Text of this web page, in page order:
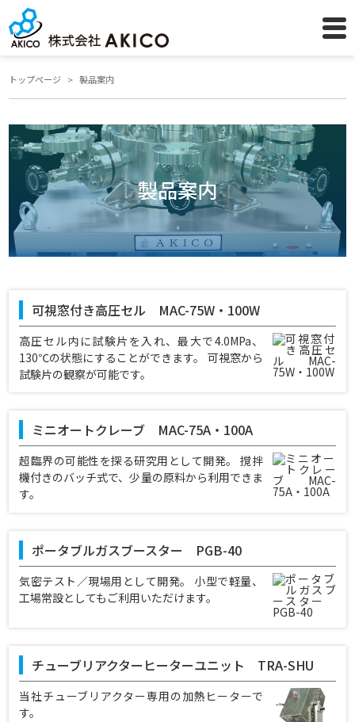
トップページ 製品案内
製品案内
可視窓付き高圧セル MAC-75W・100W
高圧セル内に試験片を入れ、最大で4.0MPa、
130℃の状態にすることができます。 可視窓から
試験片の観察が可能です。
ミニオートクレーブ MAC-75A・100A
超臨界の可能性を探る研究用として開発。 撹拌
機付きのバッチ式で、少量の原料から利用できま
す。
ポータブルガスブースター PGB-40
気密テスト／現場用として開発。 小型で軽量、
工場常設としてもご利用いただけます。
チューブリアクターヒーターユニット TRA-SHU
当社チューブリアクター専用の加熱ヒーターで
す。